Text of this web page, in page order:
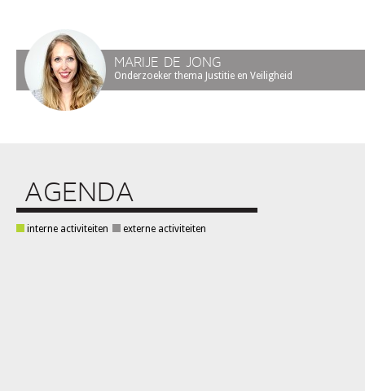
MARIJE DE JONG
Onderzoeker thema Justitie en Veiligheid
AGENDA
interne activiteiten externe activiteiten